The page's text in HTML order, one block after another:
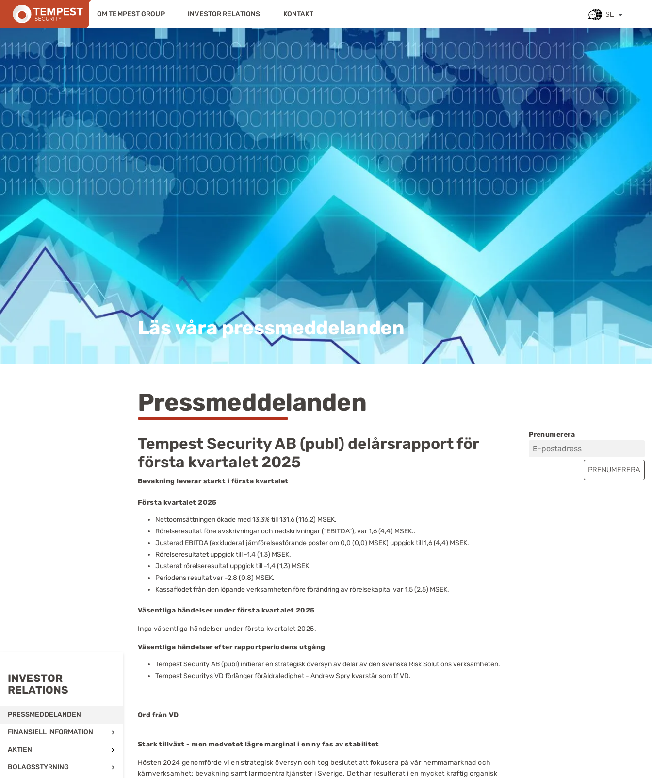
OM TEMPEST GROUP INVESTOR RELATIONS KONTAKT
Läs våra pressmeddelanden
INVESTOR
RELATIONS
PRESSMEDDELANDEN
FINANSIELL INFORMATION
Erbjudandehandlingar
AKTIEN
BOLAGSSTYRNING
Pressmeddelanden
Tempest Security AB (publ) delårsrapport för
första kvartalet 2025
Bevakning leverar starkt i första kvartalet
Första kvartalet 2025
Nettoomsättningen ökade med 13,3% till 131,6 (116,2) MSEK.
Rörelseresultat före avskrivningar och nedskrivningar ("EBITDA"), var 1,6 (4,4) MSEK..
Justerad EBITDA (exkluderat jämförelsestörande poster om 0,0 (0,0) MSEK) uppgick till 1,6 (4,4) MSEK.
Rörelseresultatet uppgick till -1,4 (1,3) MSEK.
Justerat rörelseresultat uppgick till -1,4 (1,3) MSEK.
Periodens resultat var -2,8 (0,8) MSEK.
Kassaflödet från den löpande verksamheten före förändring av rörelsekapital var 1,5 (2,5) MSEK.
Väsentliga händelser under första kvartalet 2025
Inga väsentliga händelser under första kvartalet 2025.
Väsentliga händelser efter rapportperiodens utgång
Tempest Security AB (publ) initierar en strategisk översyn av delar av den svenska Risk Solutions verksamheten.
Tempest Securitys VD förlänger föräldraledighet - Andrew Spry kvarstår som tf VD.
Ord från VD
Stark tillväxt - men medvetet lägre marginal i en ny fas av stabilitet
Hösten 2024 genomförde vi en strategisk översyn och tog beslutet att fokusera på vår hemmamarknad och
kärnverksamhet: bevakning samt larmcentraltjänster i Sverige. Det har resulterat i en mycket kraftig organisk
Prenumerera